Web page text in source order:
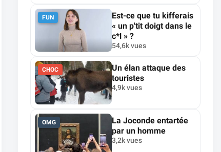
FUN
Est-ce que tu kifferais
« un p'tit doigt dans le
c*l » ?
54,6k vues
CHOC
Un élan attaque des
touristes
4,9k vues
OMG
La Joconde entartée
par un homme
3,2k vues